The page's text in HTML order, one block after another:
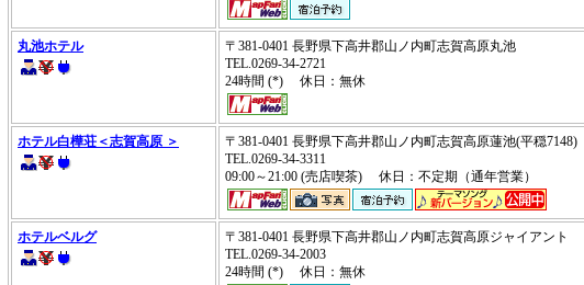
丸池ホテル
〒381-0401 長野県下高井郡山ノ内町志賀高原丸池
TEL.0269-34-2721
24時間 (*) 休日：無休
ホテル白樺荘＜志賀高原 ＞
〒381-0401 長野県下高井郡山ノ内町志賀高原蓮池(平穏7148)
TEL.0269-34-3311
09:00～21:00 (売店喫茶) 休日：不定期（通年営業）
ホテルベルグ
〒381-0401 長野県下高井郡山ノ内町志賀高原ジャイアント
TEL.0269-34-2003
24時間 (*) 休日：無休